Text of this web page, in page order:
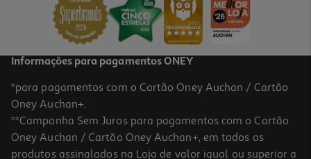
Informações para pagamentos ONEY
*para pagamentos com o Cartão Oney Auchan / Cartão
Oney Auchan+.
**Campanha Sem Juros para pagamentos com o Cartão
Oney Auchan / Cartão Oney Auchan+, em todos os
produtos assinalados na Loja de valor igual ou superior a